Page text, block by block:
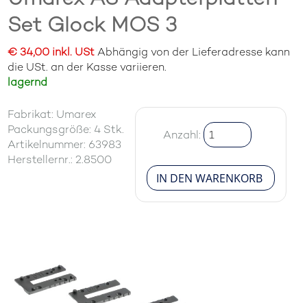
Set Glock MOS 3
€ 34,00 inkl. UStAbhängig von der Lieferadresse kann
die USt. an der Kasse variieren.
lagernd
Fabrikat: Umarex
Packungsgröße: 4 Stk.
Artikelnummer: 63983
Herstellernr.: 2.8500
Anzahl: